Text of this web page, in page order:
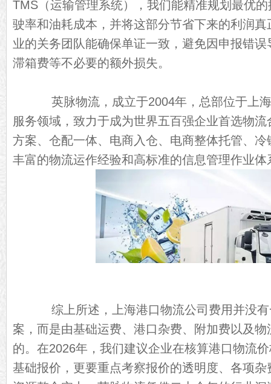
TMS（运输管理系统），我们能精准规划最优
驶率和油耗成本，并将这部分节省下来的利润
业的关务团队能确保单证一致，避免因申报错
滞箱费等不必要的额外损失。
英脉物流，成立于2004年，总部位于上海
服务领域，致力于成为世界五百强企业首选物
方案、仓配一体、电商入仓、电商整体托管、
丰富的物流运作经验和高标准的信息管理作业体
综上所述，上海港口物流公司费用并没有
案，而是由基础运费、港口杂费、附加费以及
的。在2026年，我们建议企业在核算港口物流
基础报价，更要重点考察报价的透明度、各项